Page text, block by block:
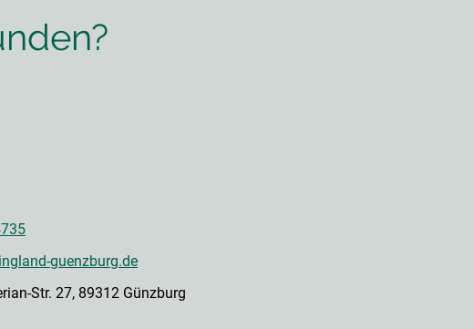
guenzburg.de
Str. 27, 89312 Günzburg